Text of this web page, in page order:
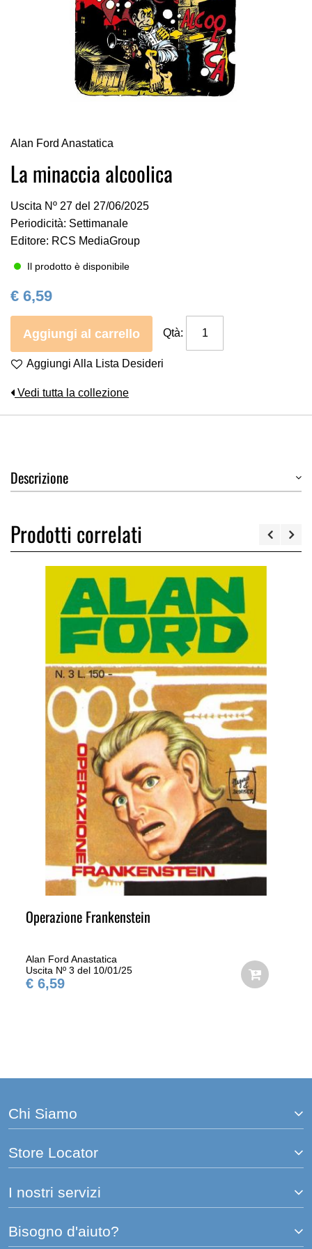
all'inizio
della
galleria
immagini
Alan Ford Anastatica
La minaccia alcoolica
Uscita Nº 27 del 27/06/2025
Periodicità: Settimanale
Editore: RCS MediaGroup
Il prodotto è disponibile
€ 6,59
Aggiungi al carrello Qtà:
Aggiungi Alla Lista Desideri
Vedi tutta la collezione
Descrizione
Prodotti correlati
Operazione Frankenstein
Alan Ford Anastatica
Uscita Nº 3 del 10/01/25
€ 6,59
Chi Siamo
Store Locator
I nostri servizi
Bisogno d'aiuto?